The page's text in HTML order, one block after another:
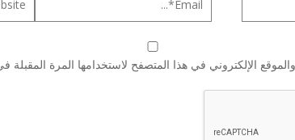
الإلكتروني في هذا المتصفح لاستخدامها المرة المقبلة